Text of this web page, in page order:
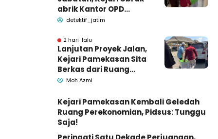
abrik Kantor OPD
Pemkab Pamekasan
detektif_jatim
2 hari lalu
Lanjutan Proyek Jalan,
Kejari Pamekasan Sita
Berkas dari Ruang
Pemkab Pamekasan
Moh Azmi
Kejari Pamekasan Kembali Geledah
Ruang Perekonomian, Pidsus: Tunggu
Saja!